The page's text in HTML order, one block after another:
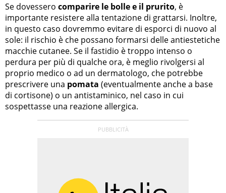
Se dovessero comparire le bolle e il prurito, è
importante resistere alla tentazione di grattarsi. Inoltre,
in questo caso dovremmo evitare di esporci di nuovo al
sole: il rischio è che possano formarsi delle antiestetiche
macchie cutanee. Se il fastidio è troppo intenso o
perdura per più di qualche ora, è meglio rivolgersi al
proprio medico o ad un dermatologo, che potrebbe
prescrivere una pomata (eventualmente anche a base
di cortisone) o un antistaminico, nel caso in cui
sospettasse una reazione allergica.